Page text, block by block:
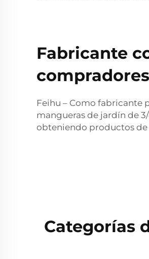
Fabricante
Feihu – Como fabricante
mangueras de jardín de
obteniendo productos de
Categorías